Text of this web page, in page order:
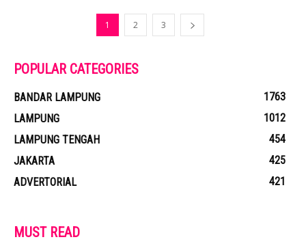
1 2 3
POPULAR CATEGORIES
BANDAR LAMPUNG
1763
LAMPUNG
1012
LAMPUNG TENGAH
454
JAKARTA
425
ADVERTORIAL
421
MUST READ